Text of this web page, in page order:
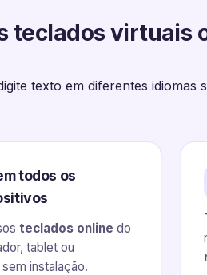
teclados virtuais
texto em diferentes
todos os
teclados online do
tablet ou
instalação.